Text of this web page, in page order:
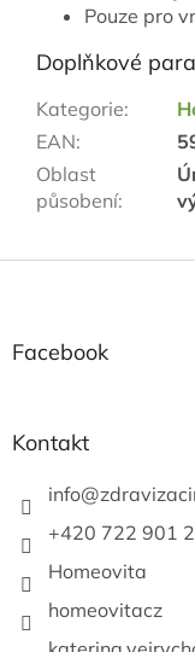
Pouze pro
Doplňkové
Kategorie:
EAN:
Oblast
působení:
Facebook
Kontakt
info@
+420 722 901
Homeovita
homeovitacz